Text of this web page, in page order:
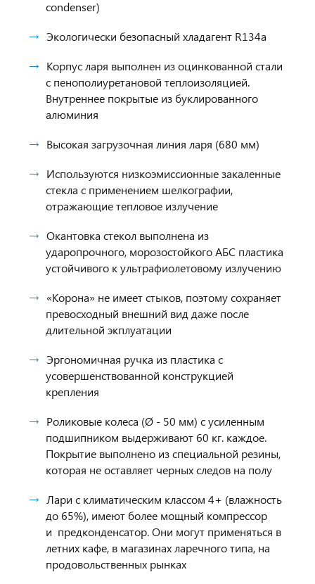
condenser)
Экологически безопасный хладагент R134a
Корпус ларя выполнен из оцинкованной стали
с пенополиуретановой теплоизоляцией.
Внутреннее покрытые из буклированного
алюминия
Высокая загрузочная линия ларя (680 мм)
Используются низкоэмиссионные закаленные
стекла с применением шелкографии,
отражающие тепловое излучение
Окантовка стекол выполнена из
ударопрочного, морозостойкого АБС пластика
устойчивого к ультрафиолетовому излучению
«Корона» не имеет стыков, поэтому cохраняет
превосходный внешний вид даже после
длительной экплуатации
Эргономичная ручка из пластика с
усовершенствованной конструкцией
крепления
Роликовые колеса (Ø - 50 мм) с усиленным
подшипником выдерживают 60 кг. каждое.
Покрытие выполнено из специальной резины,
которая не оставляет черных следов на полу
Лари с климатическим классом 4+ (влажность
до 65%), имеют более мощный компрессор
и предконденсатор. Они могут применяться в
летних кафе, в магазинах ларечного типа, на
продовольственных рынках